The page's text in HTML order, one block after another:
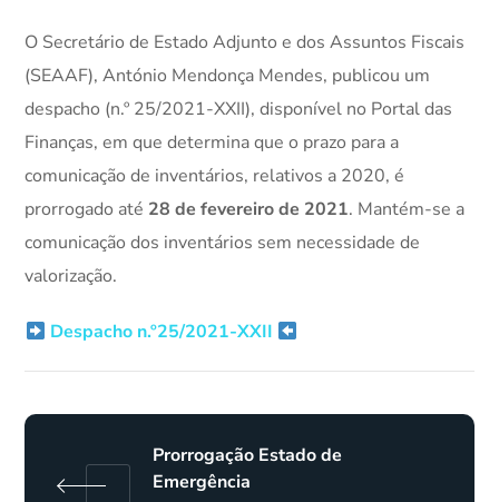
O Secretário de Estado Adjunto e dos Assuntos Fiscais
(SEAAF), António Mendonça Mendes, publicou um
despacho (n.º 25/2021-XXII), disponível no Portal das
Finanças, em que determina que o prazo para a
comunicação de inventários, relativos a 2020, é
prorrogado até 28 de fevereiro de 2021. Mantém-se a
comunicação dos inventários sem necessidade de
valorização.
Despacho n.º25/2021-XXII
Prorrogação Estado de
Emergência